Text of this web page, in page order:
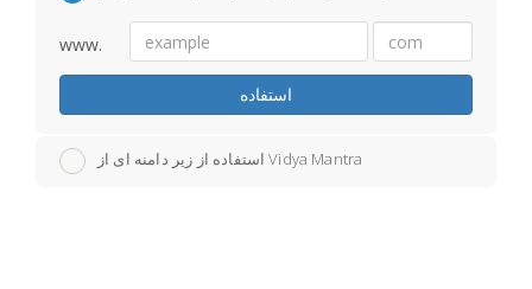
www.
استفاده
استفاده از زیر دامنه ای از Vidya Mantra